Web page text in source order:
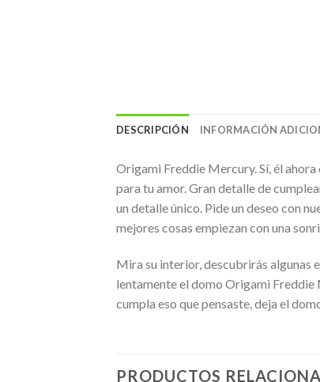
DESCRIPCIÓN INFORMACIÓN
Origami Freddie Mercury. Sí, él
para tu amor. Gran detalle de
un detalle único. Pide un deseo con
mejores cosas empiezan con una
Mira su interior, descubrirás algunas
lentamente el domo Origami Freddie
cumpla eso que pensaste, deja el
PRODUCTOS